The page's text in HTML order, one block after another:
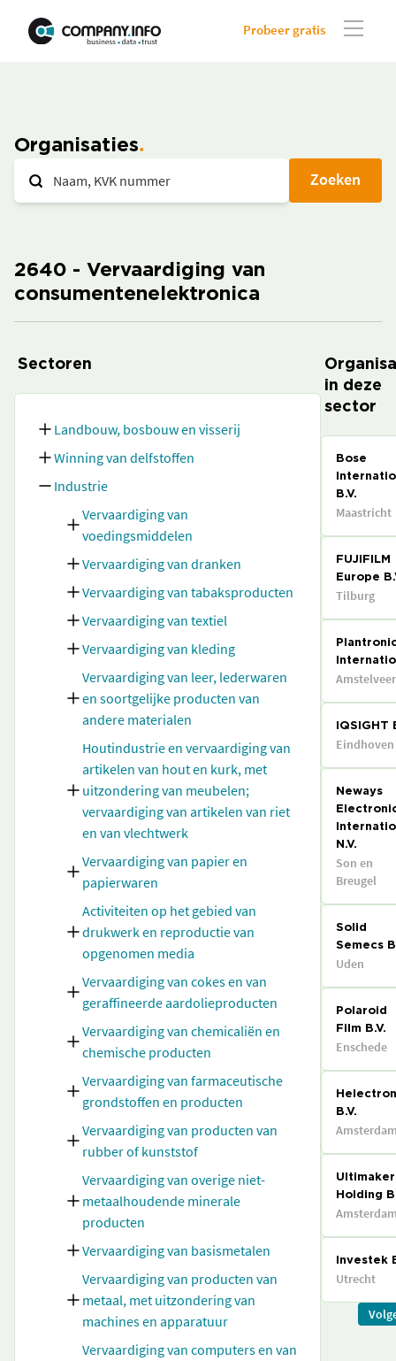
Probeer gratis
Organisaties
Zoeken
2640 - Vervaardiging van
consumentenelektronica
Sectoren
Landbouw, bosbouw en visserij
Winning van delfstoffen
Industrie
Vervaardiging van
voedingsmiddelen
Vervaardiging van dranken
Vervaardiging van tabaksproducten
Vervaardiging van textiel
Vervaardiging van kleding
Vervaardiging van leer, lederwaren
en soortgelijke producten van
andere materialen
Houtindustrie en vervaardiging van
artikelen van hout en kurk, met
uitzondering van meubelen;
vervaardiging van artikelen van riet
en van vlechtwerk
Vervaardiging van papier en
papierwaren
Activiteiten op het gebied van
drukwerk en reproductie van
opgenomen media
Vervaardiging van cokes en van
geraffineerde aardolieproducten
Vervaardiging van chemicaliën en
chemische producten
Vervaardiging van farmaceutische
grondstoffen en producten
Vervaardiging van producten van
rubber of kunststof
Vervaardiging van overige niet-
metaalhoudende minerale
producten
Vervaardiging van basismetalen
Vervaardiging van producten van
metaal, met uitzondering van
machines en apparatuur
Vervaardiging van computers en van
in deze
sector
Bose
B.V.
Maastricht
FUJIFILM
Europe
Tilburg
IQSIGHT
Eindhoven
Neways
N.V.
Son en
Breugel
Solid
Semecs
Uden
Polaroid
Film B.V.
Enschede
Helectron
B.V.
Ultimaker
Holding
Investek
Utrecht